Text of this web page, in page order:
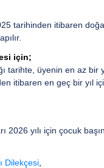
tarihinden itibaren
için;
tarihte, üyenin en az bir
itibaren en geç bir yıl
2026 yılı için çocuk
Dilekçesi